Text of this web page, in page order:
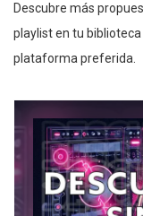
Descubre más
playlist en tu
plataforma preferida.